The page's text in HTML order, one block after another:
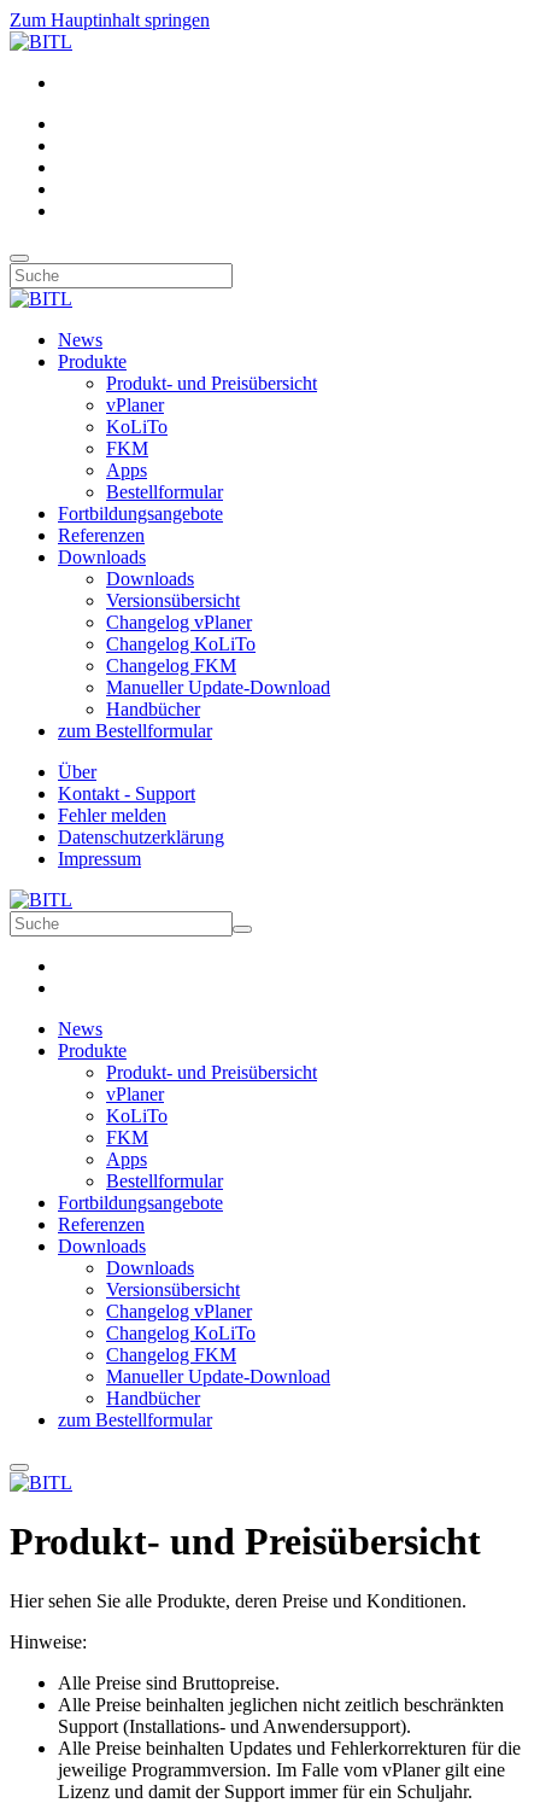
Zum Hauptinhalt springen
News
Produkte
Produkt- und Preisübersicht
vPlaner
KoLiTo
FKM
Apps
Bestellformular
Fortbildungsangebote
Referenzen
Downloads
Downloads
Versionsübersicht
Changelog vPlaner
Changelog KoLiTo
Changelog FKM
Manueller Update-Download
Handbücher
zum Bestellformular
Über
Kontakt - Support
Fehler melden
Datenschutzerklärung
Impressum
News
Produkte
Produkt- und Preisübersicht
vPlaner
KoLiTo
FKM
Apps
Bestellformular
Fortbildungsangebote
Referenzen
Downloads
Downloads
Versionsübersicht
Changelog vPlaner
Changelog KoLiTo
Changelog FKM
Manueller Update-Download
Handbücher
zum Bestellformular
Produkt- und Preisübersicht
Hier sehen Sie alle Produkte, deren Preise und Konditionen.
Hinweise:
Alle Preise sind Bruttopreise.
Alle Preise beinhalten jeglichen nicht zeitlich beschränkten
Support (Installations- und Anwendersupport).
Alle Preise beinhalten Updates und Fehlerkorrekturen für die
jeweilige Programmversion. Im Falle vom vPlaner gilt eine
Lizenz und damit der Support immer für ein Schuljahr.